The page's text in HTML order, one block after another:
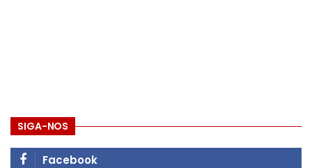
SIGA-NOS
Facebook